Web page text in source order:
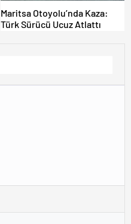
Maritsa Otoyolu’nda Kaza:
Türk Sürücü Ucuz Atlattı